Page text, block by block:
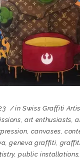
in Swiss Graffiti
,art enthusiasts,
, canvases,
,geneva graffiti,
,public installations,